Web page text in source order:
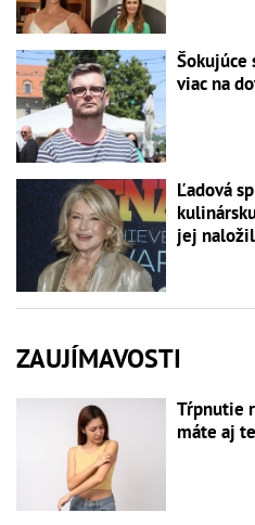
Šokujúce
viac na
Ľadová
jej
ZAUJÍMAVOSTI
Tŕpnutie
máte aj